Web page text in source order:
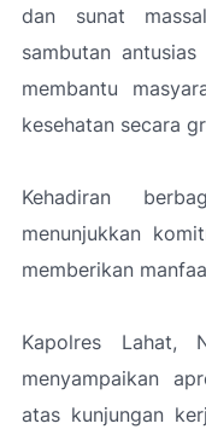
dan sunat
sambutan
membantu
kesehatan secara
Kehadiran
menunjukkan
memberikan
Kapolres Lahat,
menyampaikan
atas kunjungan